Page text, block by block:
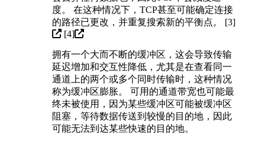
度。 在这种情况下，TCP甚至可能确定连接
的路径已更改，并重复搜索新的平衡点。 [3]
[4]
拥有一个大而不断的缓冲区，这会导致传输
延迟增加和交互性降低，尤其是在查看同一
通道上的两个或多个同时传输时，这种情况
称为缓冲区膨胀。 可用的通道带宽也可能最
终未被使用，因为某些缓冲区可能被缓冲区
阻塞，等待数据传送到较慢的目的地，因此
可能无法到达某些快速的目的地。